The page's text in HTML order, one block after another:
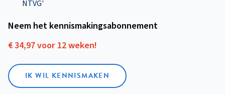
NTVG'
Neem het kennismakings­abonnement
€ 34,97 voor 12 weken!
IK WIL KENNISMAKEN